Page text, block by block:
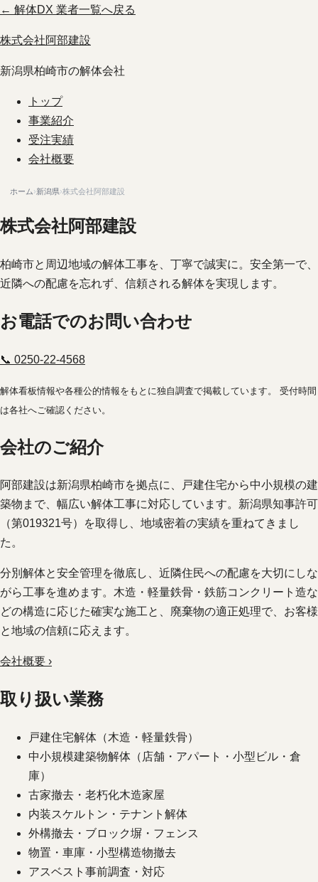
← 解体DX 業者一覧へ戻る
株式会社阿部建設
新潟県柏崎市の解体会社
トップ
事業紹介
受注実績
会社概要
ホーム›新潟県›株式会社阿部建設
株式会社阿部建設
柏崎市と周辺地域の解体工事を、丁寧で誠実に。安全第一で、
近隣への配慮を忘れず、信頼される解体を実現します。
お電話でのお問い合わせ
📞 0250-22-4568
解体看板情報や各種公的情報をもとに独自調査で掲載しています。 受付時間
は各社へご確認ください。
会社のご紹介
阿部建設は新潟県柏崎市を拠点に、戸建住宅から中小規模の建
築物まで、幅広い解体工事に対応しています。新潟県知事許可
（第019321号）を取得し、地域密着の実績を重ねてきまし
た。
分別解体と安全管理を徹底し、近隣住民への配慮を大切にしな
がら工事を進めます。木造・軽量鉄骨・鉄筋コンクリート造な
どの構造に応じた確実な施工と、廃棄物の適正処理で、お客様
と地域の信頼に応えます。
会社概要 ›
取り扱い業務
戸建住宅解体（木造・軽量鉄骨）
中小規模建築物解体（店舗・アパート・小型ビル・倉
庫）
古家撤去・老朽化木造家屋
内装スケルトン・テナント解体
外構撤去・ブロック塀・フェンス
物置・車庫・小型構造物撤去
アスベスト事前調査・対応